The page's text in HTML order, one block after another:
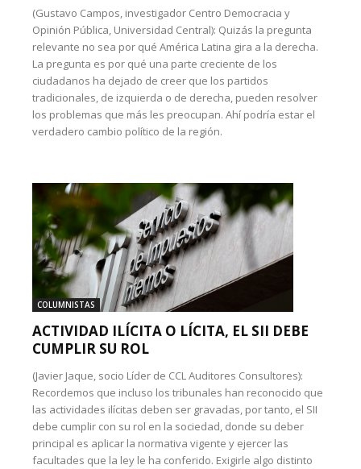
(Gustavo Campos, investigador Centro Democracia y
Opinión Pública, Universidad Central): Quizás la pregunta
relevante no sea por qué América Latina gira a la derecha.
La pregunta es por qué una parte creciente de los
ciudadanos ha dejado de creer que los partidos
tradicionales, de izquierda o de derecha, pueden resolver
los problemas que más les preocupan. Ahí podría estar el
verdadero cambio político de la región.
COLUMNISTAS
ACTIVIDAD ILÍCITA O LÍCITA, EL SII DEBE
CUMPLIR SU ROL
(Javier Jaque, socio Líder de CCL Auditores Consultores):
Recordemos que incluso los tribunales han reconocido que
las actividades ilícitas deben ser gravadas, por tanto, el SII
debe cumplir con su rol en la sociedad, donde su deber
principal es aplicar la normativa vigente y ejercer las
facultades que la ley le ha conferido. Exigirle algo distinto